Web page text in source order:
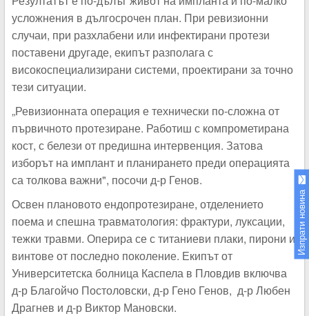
усложнения в дългосрочен план. При ревизионни
случаи, при разхлабени или инфектирани протези
поставени другаде, екипът разполага с
високоспециализирани системи, проектирани за точно
тези ситуации.
„Ревизионната операция е технически по-сложна от
първичното протезиране. Работиш с компрометирана
кост, с белези от предишна интервенция. Затова
изборът на имплант и планирането преди операцията
са толкова важни", посочи д-р Генов.
Освен плановото ендопротезиране, отделението
поема и спешна травматология: фрактури, луксации,
тежки травми. Оперира се с титаниеви плаки, пирони и
винтове от последно поколение. Екипът от
Университетска болница Каспела в Пловдив включва
д-р Благойчо Постоловски, д-р Гено Генов, д-р Любен
Драгнев и д-р Виктор Мановски.
Изпрати новина